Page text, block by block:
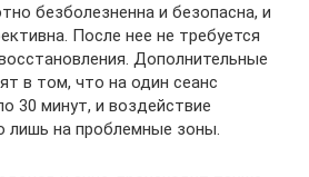
безболезненна и безопасна, и
После нее не требуется
Дополнительные
в том, что на один сеанс
30 минут, и воздействие
лишь на проблемные зоны.